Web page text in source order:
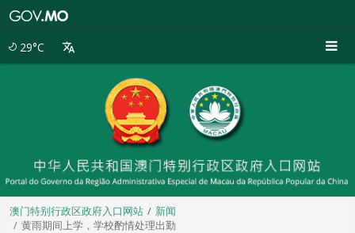
29°C
澳门特别行政区政府入口网站
新闻
黄雨期间上学，学校酌情处理出勤